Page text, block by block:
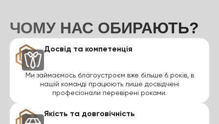
ЧОМУ НАС ОБИРАЮТЬ?
Досвід та компетенція
Ми займаємось благоустроєм вже більше 6 років, в
нашій команді працюють лише досвідчені
професіонали перевірені роками.
Якість та довговічність